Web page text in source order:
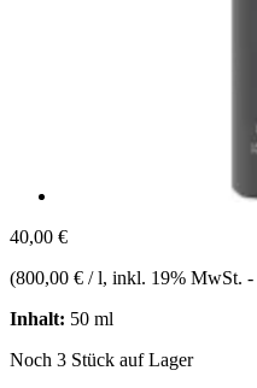
40,00 €
(800,00 € / l, inkl. 19% MwSt. -
Inhalt: 50 ml
Noch 3 Stück auf Lager